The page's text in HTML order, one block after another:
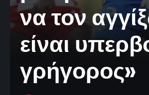
να τον
είναι
γρήγορος»